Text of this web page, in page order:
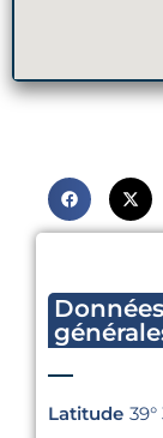
Données
Latitude 39°